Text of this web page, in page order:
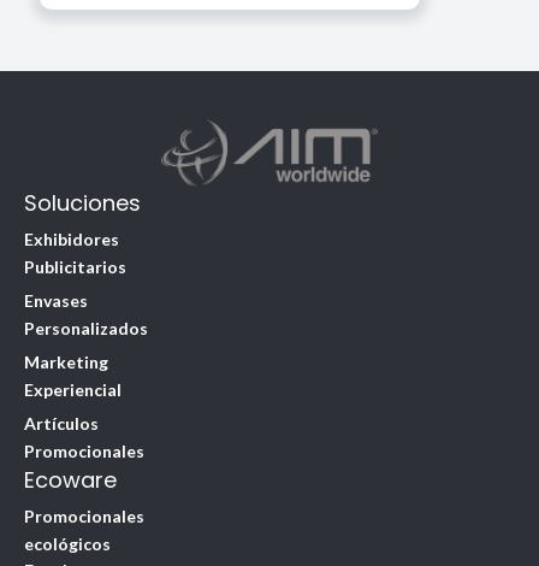
Soluciones
Exhibidores
Publicitarios
Envases
Personalizados
Marketing
Experiencial
Artículos
Promocionales
Ecoware
Promocionales
ecológicos